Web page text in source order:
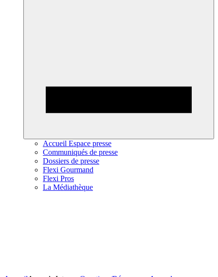
Accueil Espace presse
Communiqués de presse
Dossiers de presse
Flexi Gourmand
Flexi Pros
La Médiathèque